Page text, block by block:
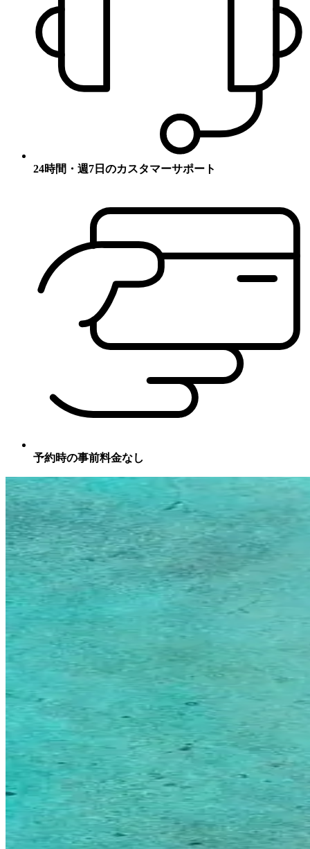
24時間・週7日のカスタマーサポート
予約時の事前料金なし